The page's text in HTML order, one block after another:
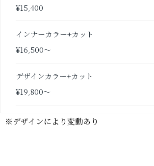
¥15,400
インナーカラー+カット
¥16,500〜
デザインカラー+カット
¥19,800〜
※デザインにより変動あり